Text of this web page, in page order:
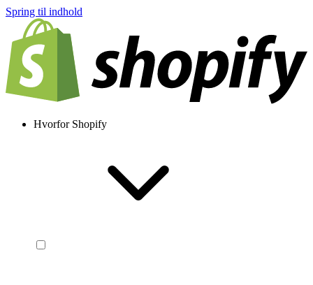
Spring til indhold
Hvorfor Shopify